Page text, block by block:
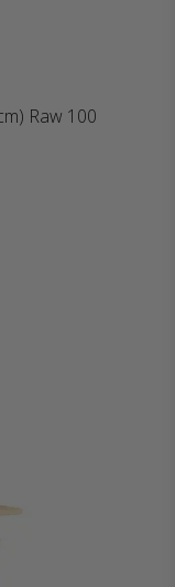
Raw 100